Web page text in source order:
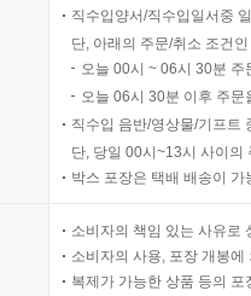
직수입양서/직수입일서중
단, 아래의 주문/취소 조건
오늘 00시 ~ 06시 30분
오늘 06시 30분 이후 주
직수입 음반/영상물/기프트
단, 당일 00시~13시 사이의
박스 포장은 택배 배송이
소비자의 책임 있는 사유로
소비자의 사용, 포장 개봉
복제가 가능한 상품 등의